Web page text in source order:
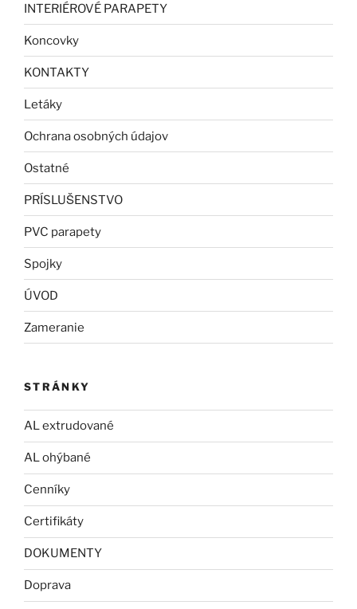
INTERIÉROVÉ PARAPETY
Koncovky
KONTAKTY
Letáky
Ochrana osobných údajov
Ostatné
PRÍSLUŠENSTVO
PVC parapety
Spojky
ÚVOD
Zameranie
STRÁNKY
AL extrudované
AL ohýbané
Cenníky
Certifikáty
DOKUMENTY
Doprava